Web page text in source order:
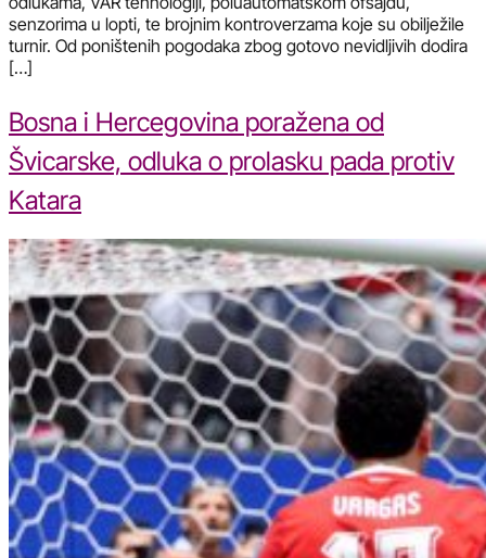
senzorima u lopti, te brojnim kontroverzama koje su obilježile
turnir. Od poništenih pogodaka zbog gotovo nevidljivih dodira
[…]
Bosna i Hercegovina poražena od
Švicarske, odluka o prolasku pada protiv
Katara